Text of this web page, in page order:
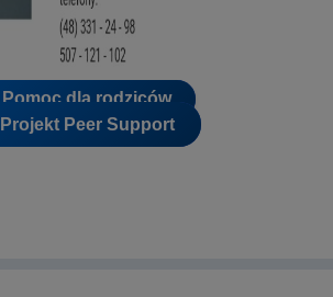
Pomoc dla rodziców
Projekt Peer Support